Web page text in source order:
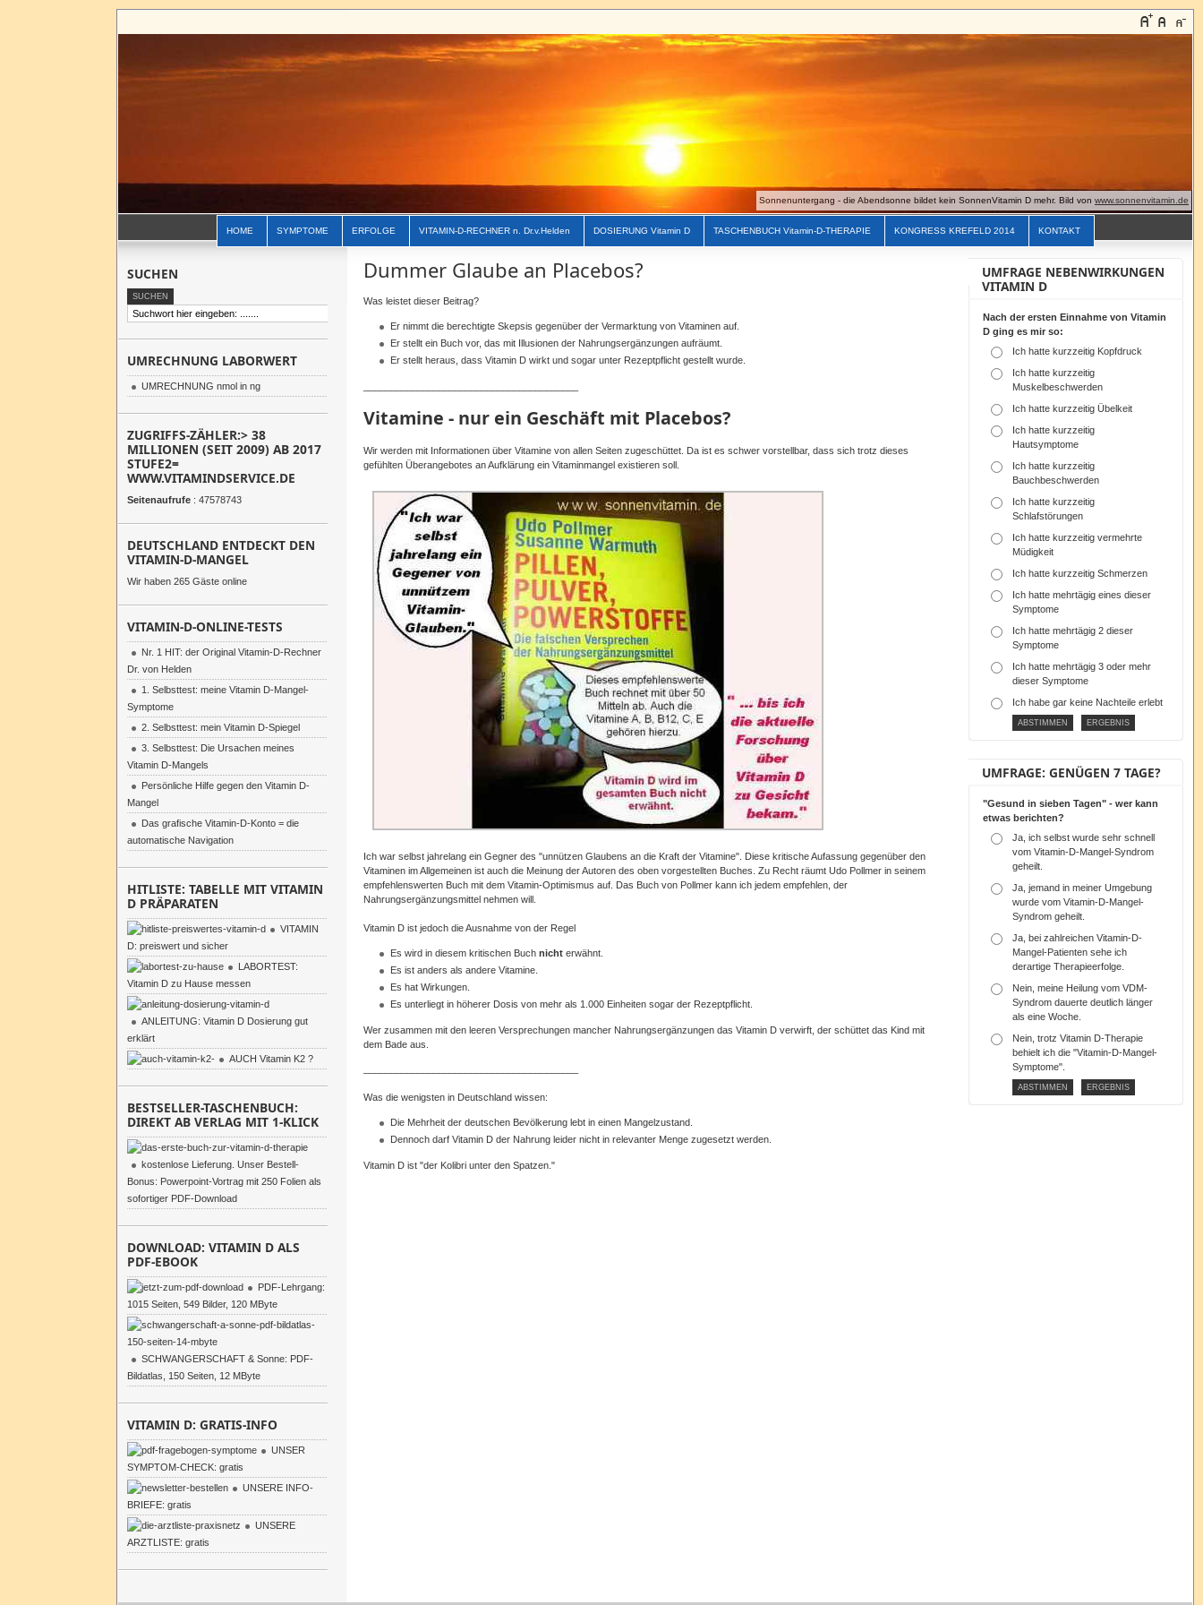
Sonnenuntergang - die Abendsonne bildet kein SonnenVitamin D mehr. Bild von www.sonnenvitamin.de
HOME SYMPTOME ERFOLGE VITAMIN-D-RECHNER n. Dr.v.Helden DOSIERUNG Vitamin D TASCHENBUCH Vitamin-D-THERAPIE KONGRESS KREFELD 2014 KONTAKT
Dummer Glaube an Placebos?
Was leistet dieser Beitrag?
Er nimmt die berechtigte Skepsis gegenüber der Vermarktung von Vitaminen auf.
Er stellt ein Buch vor, das mit Illusionen der Nahrungsergänzungen aufräumt.
Er stellt heraus, dass Vitamin D wirkt und sogar unter Rezeptpflicht gestellt wurde.
Vitamine - nur ein Geschäft mit Placebos?
Wir werden mit Informationen über Vitamine von allen Seiten zugeschüttet. Da ist es schwer vorstellbar, dass sich trotz dieses
gefühlten Überangebotes an Aufklärung ein Vitaminmangel existieren soll.
Ich war selbst jahrelang ein Gegner des "unnützen Glaubens an die Kraft der Vitamine". Diese kritische Aufassung gegenüber den
Vitaminen im Allgemeinen ist auch die Meinung der Autoren des oben vorgestellten Buches. Zu Recht räumt Udo Pollmer in seinem
empfehlenswerten Buch mit dem Vitamin-Optimismus auf. Das Buch von Pollmer kann ich jedem empfehlen, der
Nahrungsergänzungsmittel nehmen will.
Vitamin D ist jedoch die Ausnahme von der Regel
Es wird in diesem kritischen Buch nicht erwähnt.
Es ist anders als andere Vitamine.
Es hat Wirkungen.
Es unterliegt in höherer Dosis von mehr als 1.000 Einheiten sogar der Rezeptpflicht.
Wer zusammen mit den leeren Versprechungen mancher Nahrungsergänzungen das Vitamin D verwirft, der schüttet das Kind mit
dem Bade aus.
Was die wenigsten in Deutschland wissen:
Die Mehrheit der deutschen Bevölkerung lebt in einen Mangelzustand.
Dennoch darf Vitamin D der Nahrung leider nicht in relevanter Menge zugesetzt werden.
Vitamin D ist "der Kolibri unter den Spatzen."
SUCHEN
UMRECHNUNG LABORWERT
UMRECHNUNG nmol in ng
ZUGRIFFS-ZÄHLER:> 38
MILLIONEN (SEIT 2009) AB 2017
STUFE2=
WWW.VITAMINDSERVICE.DE
Seitenaufrufe : 47578743
DEUTSCHLAND ENTDECKT DEN
VITAMIN-D-MANGEL
Wir haben 265 Gäste online
VITAMIN-D-ONLINE-TESTS
Nr. 1 HIT: der Original Vitamin-D-Rechner
Dr. von Helden
1. Selbsttest: meine Vitamin D-Mangel-
Symptome
2. Selbsttest: mein Vitamin D-Spiegel
3. Selbsttest: Die Ursachen meines
Vitamin D-Mangels
Persönliche Hilfe gegen den Vitamin D-
Mangel
Das grafische Vitamin-D-Konto = die
automatische Navigation
HITLISTE: TABELLE MIT VITAMIN
D PRÄPARATEN
VITAMIN
D: preiswert und sicher
LABORTEST:
Vitamin D zu Hause messen
ANLEITUNG: Vitamin D Dosierung gut
erklärt
AUCH Vitamin K2 ?
BESTSELLER-TASCHENBUCH:
DIREKT AB VERLAG MIT 1-KLICK
kostenlose Lieferung. Unser Bestell-
Bonus: Powerpoint-Vortrag mit 250 Folien als
sofortiger PDF-Download
DOWNLOAD: VITAMIN D ALS
PDF-EBOOK
PDF-Lehrgang:
1015 Seiten, 549 Bilder, 120 MByte
SCHWANGERSCHAFT & Sonne: PDF-
Bildatlas, 150 Seiten, 12 MByte
VITAMIN D: GRATIS-INFO
UNSER
SYMPTOM-CHECK: gratis
UNSERE INFO-
BRIEFE: gratis
UNSERE
ARZTLISTE: gratis
UMFRAGE NEBENWIRKUNGEN
VITAMIN D
Nach der ersten Einnahme von Vitamin
D ging es mir so:
Ich hatte kurzzeitig Kopfdruck
Ich hatte kurzzeitig
Muskelbeschwerden
Ich hatte kurzzeitig Übelkeit
Ich hatte kurzzeitig
Hautsymptome
Ich hatte kurzzeitig
Bauchbeschwerden
Ich hatte kurzzeitig
Schlafstörungen
Ich hatte kurzzeitig vermehrte
Müdigkeit
Ich hatte kurzzeitig Schmerzen
Ich hatte mehrtägig eines dieser
Symptome
Ich hatte mehrtägig 2 dieser
Symptome
Ich hatte mehrtägig 3 oder mehr
dieser Symptome
Ich habe gar keine Nachteile erlebt
UMFRAGE: GENÜGEN 7 TAGE?
"Gesund in sieben Tagen" - wer kann
etwas berichten?
Ja, ich selbst wurde sehr schnell
vom Vitamin-D-Mangel-Syndrom
geheilt.
Ja, jemand in meiner Umgebung
wurde vom Vitamin-D-Mangel-
Syndrom geheilt.
Ja, bei zahlreichen Vitamin-D-
Mangel-Patienten sehe ich
derartige Therapieerfolge.
Nein, meine Heilung vom VDM-
Syndrom dauerte deutlich länger
als eine Woche.
Nein, trotz Vitamin D-Therapie
behielt ich die "Vitamin-D-Mangel-
Symptome".